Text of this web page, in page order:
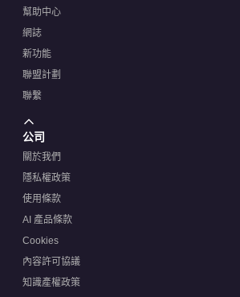
幫助中心
網誌
新功能
聯盟計劃
聯繫
公司
關於我們
隱私權政策
使用條款
AI 產品條款
Cookies
內容許可協議
知識產權政策